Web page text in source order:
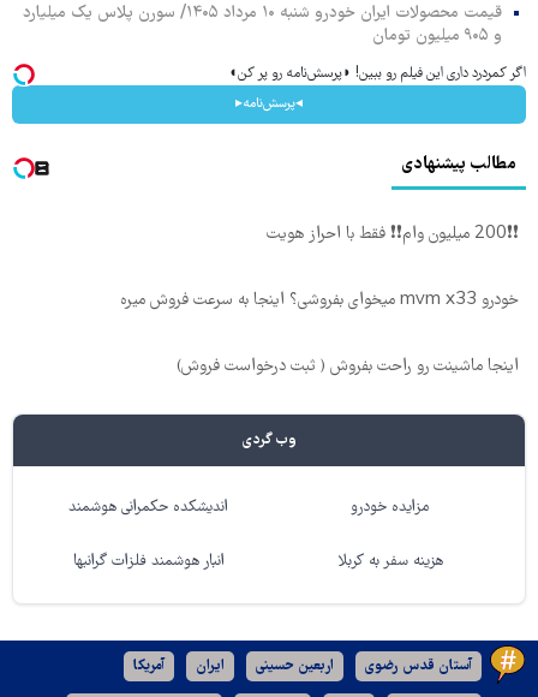
قیمت محصولات ایران خودرو شنبه ۱۰ مرداد ۱۴۰۵/ سورن پلاس یک میلیارد
و ۹۰۵ میلیون تومان
اگر کمردرد داری این فیلم رو ببین! ◗پرسش‌نامه رو پر کن◖
◂پرسش‌نامه▸
مطالب پیشنهادی
❗❗200 میلیون وام❗❗ فقط با احراز هویت
خودرو mvm x33 میخوای بفروشی؟ اینجا به سرعت فروش میره
اینجا ماشینت رو راحت بفروش ( ثبت درخواست فروش)
وب گردی
مزایده خودرو اندیشکده حکمرانی هوشمند
هزینه سفر به کربلا انبار هوشمند فلزات گرانبها
آستان قدس رضوی اربعین حسینی ایران آمریکا